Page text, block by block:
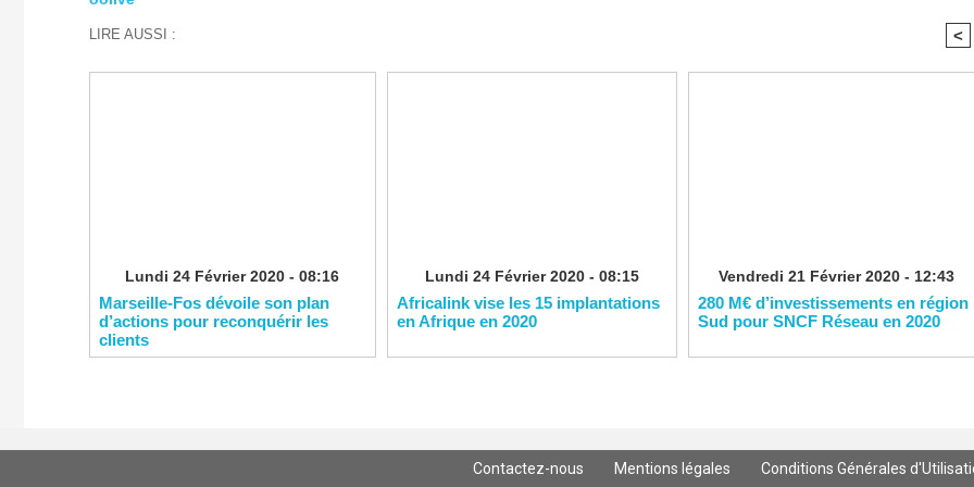
LIRE AUSSI : <
Lundi 24 Février 2020 - 08:16
Marseille-Fos dévoile son plan
d’actions pour reconquérir les
clients
Lundi 24 Février 2020 - 08:15
Africalink vise les 15 implantations
en Afrique en 2020
Vendredi 21 Février 2020 - 12:43
280 M€ d’investissements en région
Sud pour SNCF Réseau en 2020
Contactez-nous Mentions légales Conditions Générales